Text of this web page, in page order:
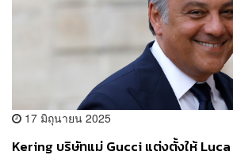
17 มิถุนายน 2025
Kering บริษัทแม่ Gucci แต่งตั้งให้